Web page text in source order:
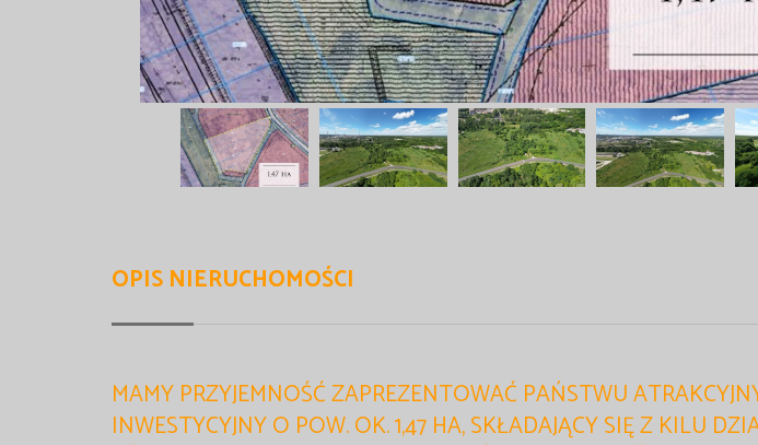
OPIS NIERUCHOMOŚCI
MAMY PRZYJEMNOŚĆ ZAPREZENTOWAĆ PAŃSTWU
INWESTYCYJNY O POW. OK. 1,47 HA, SKŁADAJĄCY SIĘ Z KILU